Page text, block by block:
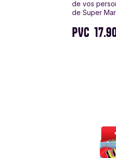
de vos
de Super
PVC